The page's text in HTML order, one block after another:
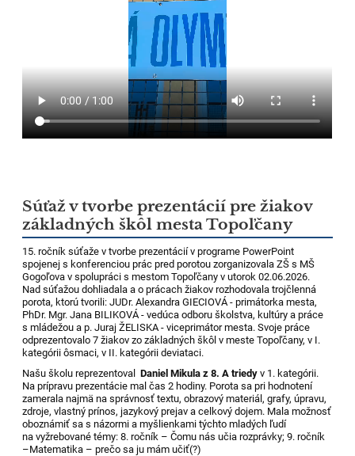
Súťaž v tvorbe prezentácií pre žiakov
základných škôl mesta Topoľčany
15. ročník súťaže v tvorbe prezentácií v programe PowerPoint
spojenej s konferenciou prác pred porotou zorganizovala ZŠ s MŠ
Gogoľova v spolupráci s mestom Topoľčany v utorok 02.06.2026.
Nad súťažou dohliadala a o prácach žiakov rozhodovala trojčlenná
porota, ktorú tvorili: JUDr. Alexandra GIECIOVÁ - primátorka mesta,
PhDr. Mgr. Jana BILIKOVÁ - vedúca odboru školstva, kultúry a práce
s mládežou a p. Juraj ŽELISKA - viceprimátor mesta. Svoje práce
odprezentovalo 7 žiakov zo základných škôl v meste Topoľčany, v I.
kategórii ôsmaci, v II. kategórii deviataci.
Našu školu reprezentovalDaniel Mikula z 8. A triedy v 1. kategórii.
Na prípravu prezentácie mal čas 2 hodiny. Porota sa pri hodnotení
zamerala najmä na správnosť textu, obrazový materiál, grafy, úpravu,
zdroje, vlastný prínos, jazykový prejav a celkový dojem. Mala možnosť
oboznámiť sa s názormi a myšlienkami týchto mladých ľudí
na vyžrebované témy: 8. ročník – Čomu nás učia rozprávky; 9. ročník
–Matematika – prečo sa ju mám učiť(?)